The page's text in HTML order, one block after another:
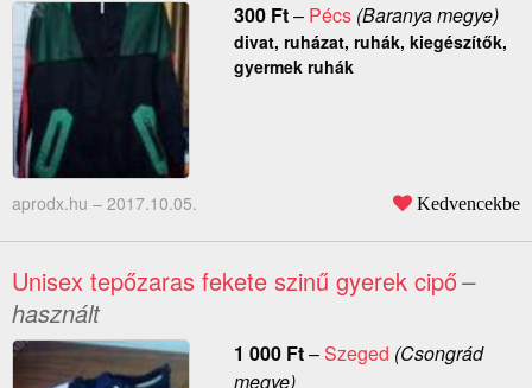
300 Ft– Pécs(Baranya megye)
divat, ruházat, ruhák, kiegészítők,
gyermek ruhák
aprodx.hu – 2017.10.05. Kedvencekbe
Unisex tepőzaras fekete szinű gyerek cipő–
használt
1 000 Ft–Szeged (Csongrád
megye)